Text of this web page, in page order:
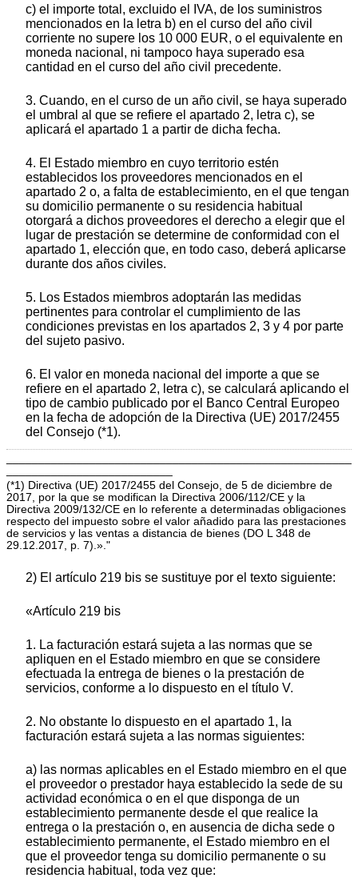
c) el importe total, excluido el IVA, de los suministros
mencionados en la letra b) en el curso del año civil
corriente no supere los 10 000 EUR, o el equivalente en
moneda nacional, ni tampoco haya superado esa
cantidad en el curso del año civil precedente.
3. Cuando, en el curso de un año civil, se haya superado
el umbral al que se refiere el apartado 2, letra c), se
aplicará el apartado 1 a partir de dicha fecha.
4. El Estado miembro en cuyo territorio estén
establecidos los proveedores mencionados en el
apartado 2 o, a falta de establecimiento, en el que tengan
su domicilio permanente o su residencia habitual
otorgará a dichos proveedores el derecho a elegir que el
lugar de prestación se determine de conformidad con el
apartado 1, elección que, en todo caso, deberá aplicarse
durante dos años civiles.
5. Los Estados miembros adoptarán las medidas
pertinentes para controlar el cumplimiento de las
condiciones previstas en los apartados 2, 3 y 4 por parte
del sujeto pasivo.
6. El valor en moneda nacional del importe a que se
refiere en el apartado 2, letra c), se calculará aplicando el
tipo de cambio publicado por el Banco Central Europeo
en la fecha de adopción de la Directiva (UE) 2017/2455
del Consejo (*1).
(*1) Directiva (UE) 2017/2455 del Consejo, de 5 de diciembre de
2017, por la que se modifican la Directiva 2006/112/CE y la
Directiva 2009/132/CE en lo referente a determinadas obligaciones
respecto del impuesto sobre el valor añadido para las prestaciones
de servicios y las ventas a distancia de bienes (DO L 348 de
29.12.2017, p. 7).»."
2) El artículo 219 bis se sustituye por el texto siguiente:
«Artículo 219 bis
1. La facturación estará sujeta a las normas que se
apliquen en el Estado miembro en que se considere
efectuada la entrega de bienes o la prestación de
servicios, conforme a lo dispuesto en el título V.
2. No obstante lo dispuesto en el apartado 1, la
facturación estará sujeta a las normas siguientes:
a) las normas aplicables en el Estado miembro en el que
el proveedor o prestador haya establecido la sede de su
actividad económica o en el que disponga de un
establecimiento permanente desde el que realice la
entrega o la prestación o, en ausencia de dicha sede o
establecimiento permanente, el Estado miembro en el
que el proveedor tenga su domicilio permanente o su
residencia habitual, toda vez que: